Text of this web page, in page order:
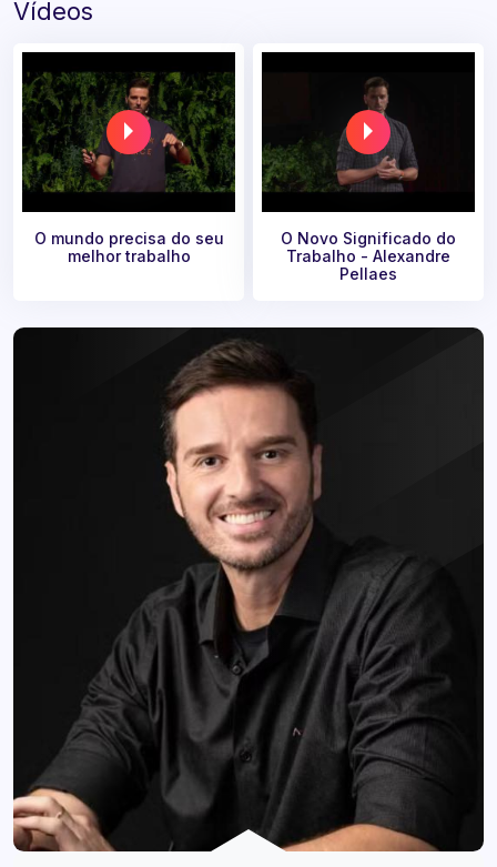
Vídeos
O mundo precisa do seu
melhor trabalho
O Novo Significado do
Trabalho - Alexandre
Pellaes